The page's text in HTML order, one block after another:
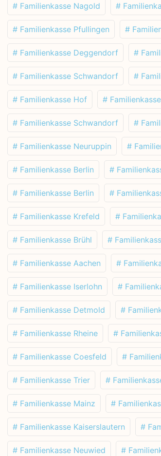
# Familienkasse Nagold #
# Familienkasse Pfullingen #
# Familienkasse Deggendorf #
# Familienkasse Schwandorf #
# Familienkasse Hof #
# Familienkasse Schwandorf #
# Familienkasse Neuruppin #
# Familienkasse Berlin #
# Familienkasse Berlin #
# Familienkasse Krefeld #
# Familienkasse Brühl #
# Familienkasse Aachen #
# Familienkasse Iserlohn #
# Familienkasse Detmold #
# Familienkasse Rheine #
# Familienkasse Coesfeld #
# Familienkasse Trier #
# Familienkasse Mainz #
# Familienkasse Kaiserslautern #
# Familienkasse Neuwied #